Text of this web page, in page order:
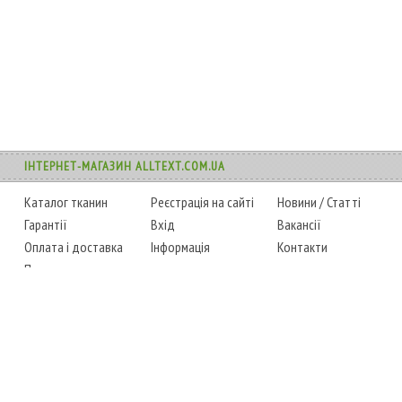
ІНТЕРНЕТ-МАГАЗИН ALLTEXT.COM.UA
Каталог тканин
Гарантії
Оплата і доставка
Повернення товару
Реєстрація на сайті
Вхід
Інформація
Новини /Статті
Вакансії
Контакти